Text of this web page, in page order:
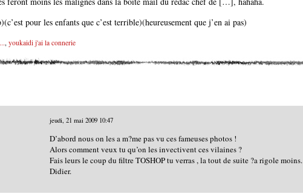
pour les enfants que c’est terrible)(heureusement que j’en ai pas)
, youkaidi j'ai la connerie
jeudi, 21 mai 2009 10:47
D’abord nous on les a m?me pas vu ces fameuses photos !
Alors comment veux tu qu’on les invectivent ces vilaines ?
Fais leurs le coup du filtre TOSHOP tu verras , la tout de suite ?a rigole moins.
Didier.